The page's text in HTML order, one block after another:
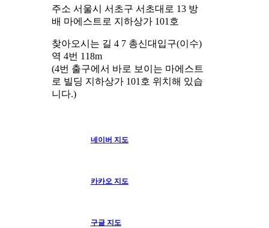
주소 서울시 서초구 서초대로 13 방
배 마에스트로 지하상가 101호
찾아오시는 길 4 7총신대입구(이수)
역 4번 118m
(4번 출구에서 바로 보이는 마에스트
로 빌딩 지하상가 101호 위치해 있습
니다.)
네이버 지도
카카오 지도
구글 지도